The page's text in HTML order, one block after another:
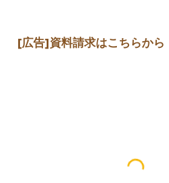
[広告]資料請求はこちらから